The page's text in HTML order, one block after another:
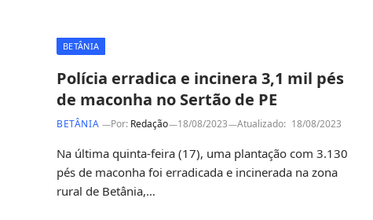
BETÂNIA
Polícia erradica e incinera 3,1 mil pés
de maconha no Sertão de PE
BETÂNIA Por: Redação 18/08/2023 Atualizado: 18/08/2023
Na última quinta-feira (17), uma plantação com 3.130
pés de maconha foi erradicada e incinerada na zona
rural de Betânia,…